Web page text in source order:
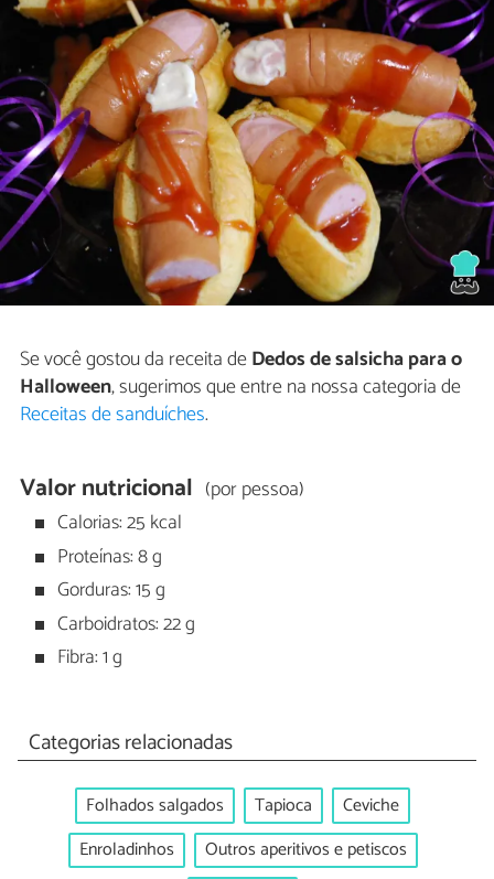
Se você gostou da receita deDedos de salsicha para o
Halloween, sugerimos que entre na nossa categoria de
Receitas de sanduíches.
Valor nutricional (por pessoa)
Calorias: 25 kcal
Proteínas: 8 g
Gorduras: 15 g
Carboidratos: 22 g
Fibra: 1 g
Categorias relacionadas
Folhados salgados Tapioca
Ceviche
Enroladinhos
Outros aperitivos e petiscos